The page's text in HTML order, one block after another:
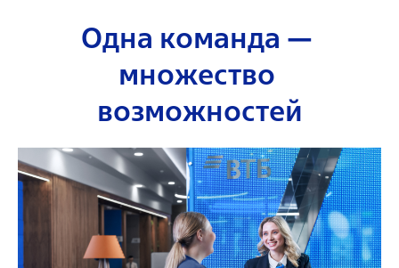
Одна команда —
множество
возможностей